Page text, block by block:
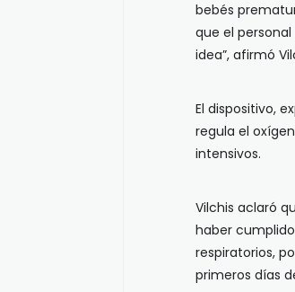
bebés
que el
idea”, afirmó
El dispositivo,
regula el
intensivos.
Vilchis aclaró
haber
respiratorios,
primeros días